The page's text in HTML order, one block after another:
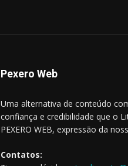
Pexero Web
Uma alternativa de conteúdo
confiança e credibilidade que o
PEXERO WEB, expressão da
Contatos: